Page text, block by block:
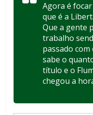
Agora é
que é a
Que a gente
trabalho
passado
sabe o
título e o
chegou a